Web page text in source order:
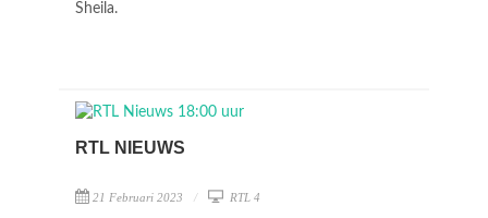
Sheila.
RTL NIEUWS
21 Februari 2023 RTL 4